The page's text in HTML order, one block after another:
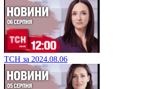
ТСН за 2024.08.06